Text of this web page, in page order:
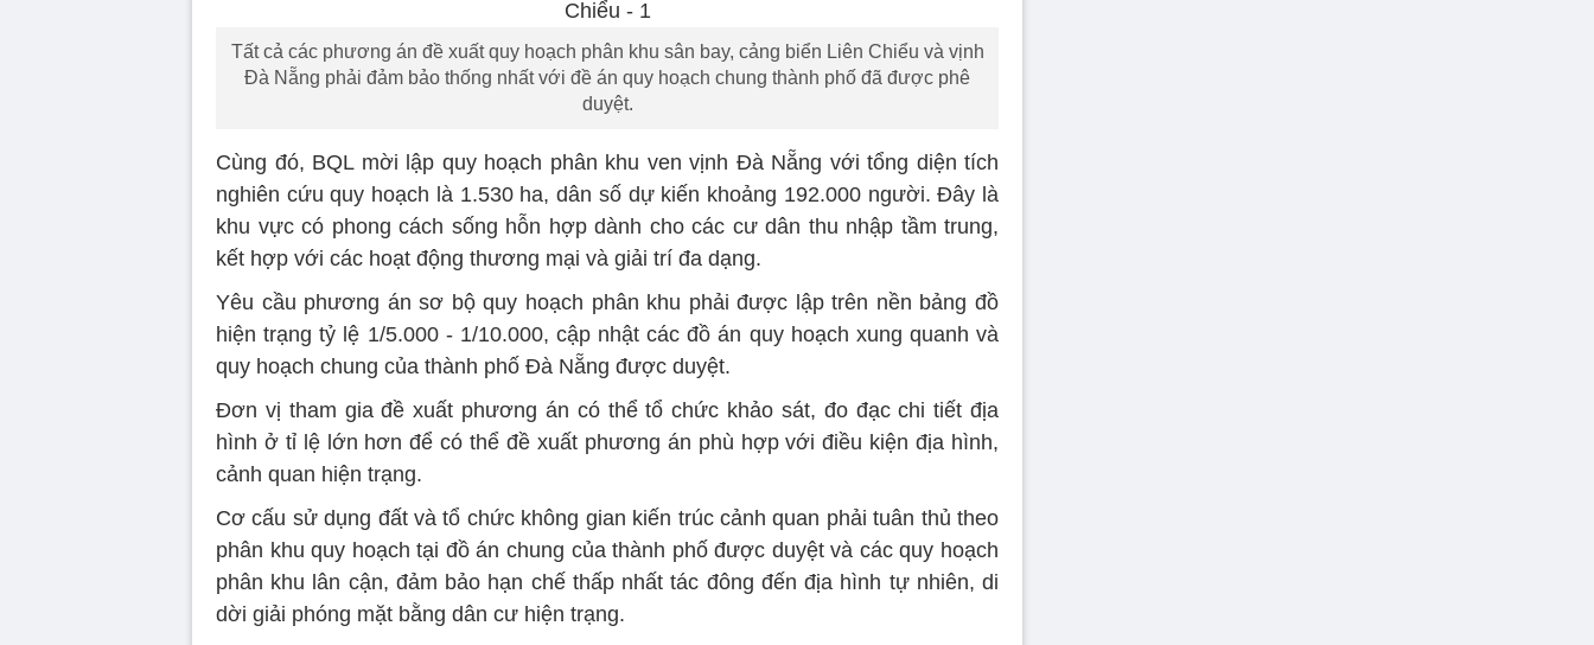
Tất cả các phương án đề xuất quy hoạch phân khu sân bay, cảng biển Liên Chiểu và vịnh
Đà Nẵng phải đảm bảo thống nhất với đề án quy hoạch chung thành phố đã được phê
duyệt.
Cùng đó, BQL mời lập quy hoạch phân khu ven vịnh Đà Nẵng với tổng diện tích
nghiên cứu quy hoạch là 1.530 ha, dân số dự kiến khoảng 192.000 người. Đây là
khu vực có phong cách sống hỗn hợp dành cho các cư dân thu nhập tầm trung,
kết hợp với các hoạt động thương mại và giải trí đa dạng.
Yêu cầu phương án sơ bộ quy hoạch phân khu phải được lập trên nền bảng đồ
hiện trạng tỷ lệ 1/5.000 - 1/10.000, cập nhật các đồ án quy hoạch xung quanh và
quy hoạch chung của thành phố Đà Nẵng được duyệt.
Đơn vị tham gia đề xuất phương án có thể tổ chức khảo sát, đo đạc chi tiết địa
hình ở tỉ lệ lớn hơn để có thể đề xuất phương án phù hợp với điều kiện địa hình,
cảnh quan hiện trạng.
Cơ cấu sử dụng đất và tổ chức không gian kiến trúc cảnh quan phải tuân thủ theo
phân khu quy hoạch tại đồ án chung của thành phố được duyệt và các quy hoạch
phân khu lân cận, đảm bảo hạn chế thấp nhất tác đông đến địa hình tự nhiên, di
dời giải phóng mặt bằng dân cư hiện trạng.